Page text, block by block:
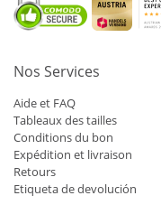
Nos Services
Aide et FAQ
Tableaux des tailles
Conditions du bon
Expédition et livraison
Retours
Etiqueta de devolución